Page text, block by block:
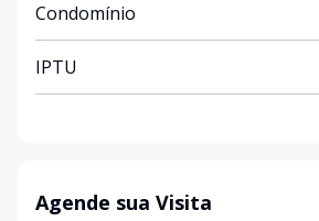
Condomínio
IPTU
Agende sua Visita